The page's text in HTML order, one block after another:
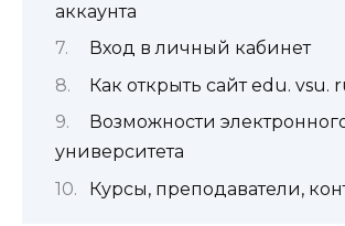
аккаунта
Вход в личный кабинет
Как открыть сайт edu. vsu.
Возможности
университета
Курсы, преподаватели,